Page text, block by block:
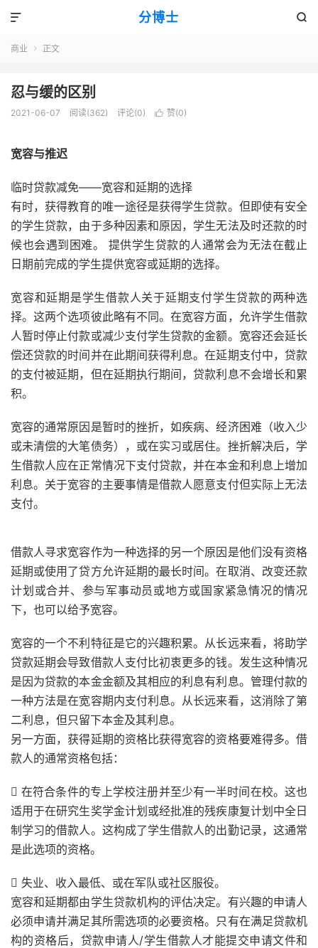
分博士 

商业  正文
忍与缓的区别
2021-06-07 阅读(362) 评论(0)  赞(0)
宽容与推迟
临时贷款减免——宽容和延期的选择
有时，获得教育的唯一途径是获得学生贷款。但即使有安全
的学生贷款，由于多种因素和原因，学生无法及时还款的时
候也会遇到困难。 提供学生贷款的人通常会为无法在截止
日期前完成的学生提供宽容或延期的选择。
宽容和延期是学生借款人关于延期支付学生贷款的两种选
择。这两个选项彼此略有不同。在宽容方面，允许学生借款
人暂时停止付款或减少支付学生贷款的金额。宽容还会延长
偿还贷款的时间并在此期间获得利息。在延期支付中，贷款
的支付被延期，但在延期执行期间，贷款利息不会增长和累
积。
宽容的通常原因是暂时的挫折，如疾病、经济困难（收入少
或未清偿的大笔债务），或在实习或居住。挫折解决后，学
生借款人应在正常情况下支付贷款，并在本金和利息上增加
利息。关于宽容的主要事情是借款人愿意支付但实际上无法
支付。
借款人寻求宽容作为一种选择的另一个原因是他们没有资格
延期或使用了贷方允许延期的最长时间。在取消、改变还款
计划或合并、参与军事动员或地方或国家紧急情况的情况
下，也可以给予宽容。
宽容的一个不利特征是它的兴趣积累。从长远来看，将助学
贷款延期会导致借款人支付比初衷更多的钱。发生这种情况
是因为贷款的本金金额及其相应的利息有利息。管理付款的
一种方法是在宽容期内支付利息。从长远来看，这消除了第
二利息，但只留下本金及其利息。
另一方面，获得延期的资格比获得宽容的资格要难得多。借
款人的通常资格包括：
 在符合条件的专上学校注册并至少有一半时间在校。这也
适用于在研究生奖学金计划或经批准的残疾康复计划中全日
制学习的借款人。这构成了学生借款人的出勤记录，这通常
是此选项的资格。
 失业、收入最低、或在军队或社区服役。
宽容和延期都由学生贷款机构的评估决定。有兴趣的申请人
必须申请并满足其所需选项的必要资格。只有在满足贷款机
构的资格后，贷款申请人/学生借款人才能提交申请文件和